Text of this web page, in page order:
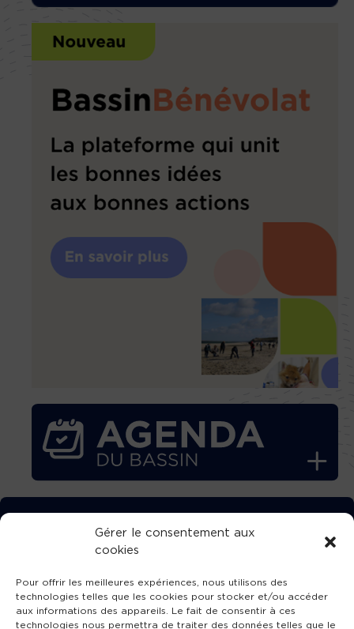
Gérer le consentement aux
cookies
Pour offrir les meilleures expériences, nous utilisons des
technologies telles que les cookies pour stocker et/ou accéder
aux informations des appareils. Le fait de consentir à ces
technologies nous permettra de traiter des données telles que le
TÉLÉCHARGEZ GRATUITEMENT
L’APPLICATION TVBA !